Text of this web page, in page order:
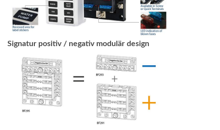
Signatur positiv / negativ modulär design